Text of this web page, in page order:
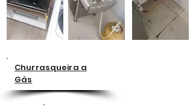
Churrasqueira a
Gás